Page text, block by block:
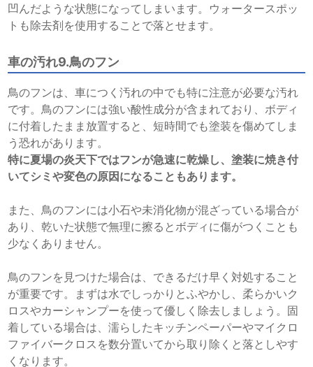
凹んだような状態になってしまいます。ウォータースポッ
トも除去剤を使用することで落とせます。
車の汚れ9.鳥のフン
鳥のフンは、車につく汚れの中でも特に注意が必要な汚れ
です。鳥のフンには強い酸性成分が含まれており、ボディ
に付着したまま放置すると、短時間でも塗装を傷めてしま
う恐れがあります。
特に夏場の炎天下ではフンが急速に乾燥し、塗装に焼き付
いてシミや変色の原因になることもあります。
また、鳥のフンには小石や未消化物が混ざっている場合が
あり、乾いた状態で無理に擦るとボディに傷がつくことも
少なくありません。
鳥のフンを見つけた場合は、できるだけ早く対処すること
が重要です。まずは水でしっかりとふやかし、柔らかいク
ロスやカーシャンプーを使って優しく除去しましょう。固
着している場合は、濡らしたキッチンペーパーやマイクロ
ファイバークロスを数分置いてから取り除くと落としやす
くなります。